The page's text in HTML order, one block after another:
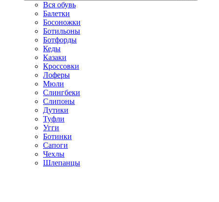
Вся обувь
Балетки
Босоножки
Ботильоны
Ботфорды
Кеды
Казаки
Кроссовки
Лоферы
Мюли
Слингбеки
Слипоны
Дутики
Туфли
Угги
Ботинки
Сапоги
Чехлы
Шлепанцы